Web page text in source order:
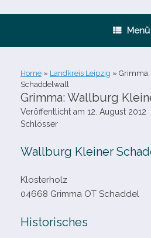
Menü
Home » Landkreis Leipzig »
Schaddelwall
Grimma: Wallburg
Veröffentlicht am 12. August 2012
Schlösser
Wallburg Kleiner
Klosterholz
04668 Grimma OT Schaddel
Historisches